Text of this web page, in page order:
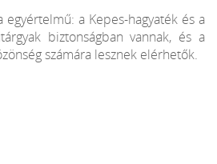
egyértelmű: a Kepes-hagyaték és a
biztonságban vannak, és a
számára lesznek elérhetők.